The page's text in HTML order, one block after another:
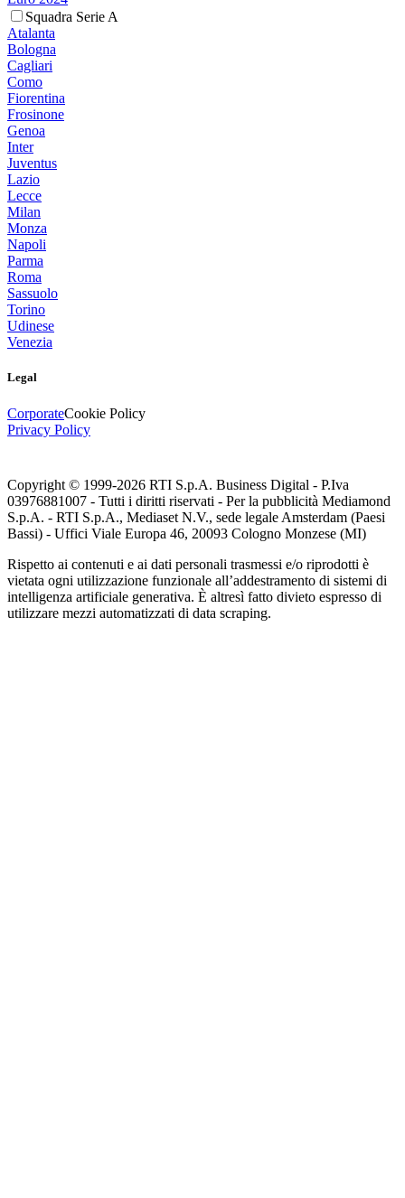
Squadra Serie A
Atalanta
Bologna
Cagliari
Como
Fiorentina
Frosinone
Genoa
Inter
Juventus
Lazio
Lecce
Milan
Monza
Napoli
Parma
Roma
Sassuolo
Torino
Udinese
Venezia
Legal
CorporateCookie Policy
Privacy Policy
Copyright © 1999-2026 RTI S.p.A. Business Digital - P.Iva
03976881007 - Tutti i diritti riservati - Per la pubblicità Mediamond
S.p.A. - RTI S.p.A., Mediaset N.V., sede legale Amsterdam (Paesi
Bassi) - Uffici Viale Europa 46, 20093 Cologno Monzese (MI)
Rispetto ai contenuti e ai dati personali trasmessi e/o riprodotti è
vietata ogni utilizzazione funzionale all’addestramento di sistemi di
intelligenza artificiale generativa. È altresì fatto divieto espresso di
utilizzare mezzi automatizzati di data scraping.